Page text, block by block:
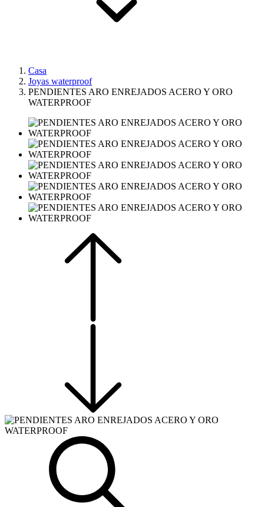
Casa
Joyas waterproof
PENDIENTES ARO ENREJADOS ACERO Y ORO
WATERPROOF